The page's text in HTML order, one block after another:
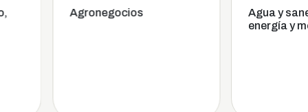
Agronegocios
Agua y
energía y